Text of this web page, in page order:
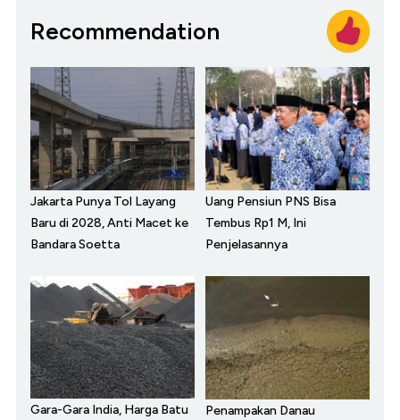
Recommendation
Jakarta Punya Tol Layang
Baru di 2028, Anti Macet ke
Bandara Soetta
Uang Pensiun PNS Bisa
Tembus Rp1 M, Ini
Penjelasannya
Gara-Gara India, Harga Batu
Penampakan Danau